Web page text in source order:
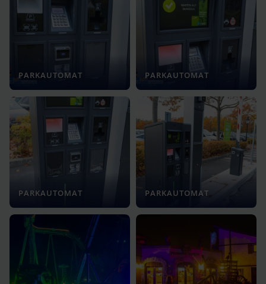
PARKAUTOMAT PARKAUTOMAT
PARKAUTOMAT PARKAUTOMAT